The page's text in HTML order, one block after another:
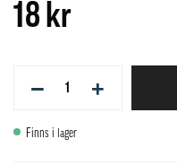
18 kr
− +
Finns i lager